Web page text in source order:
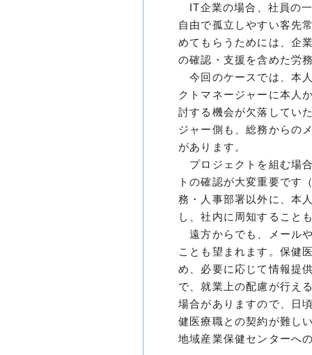
IT企業の場合、社員の
自由で孤立しやすい客先
めてもらうためには、企
の確認・支援を含めた労
今回のケースでは、本
クトマネージャーに本人
討する機会が欠落してい
ジャー側も、総務からの
があります。
プロジェクトを組む場
トの確認が大変重要です
務・人事部署以外に、本
し、社内に周知すること
遠方からでも、メール
ことも望まれます。保健
め、必要に応じて情報提
で、就業上の配慮が行え
場合がありますので、日
健医療職との契約が難し
地域産業保健センターへ